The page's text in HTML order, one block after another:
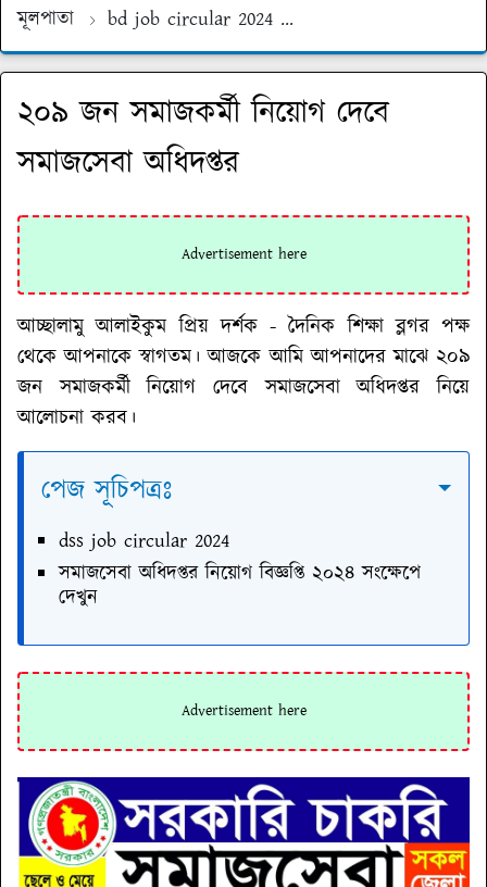
মূলপাতা bd job circular 2024
২০৯ জন সমাজকর্মী নিয়োগ দেবে
সমাজসেবা অধিদপ্তর
আচ্ছালামু আলাইকুম প্রিয় দর্শক - দৈনিক শিক্ষা ব্লগর পক্ষ
থেকে আপনাকে স্বাগতম। আজকে আমি আপনাদের মাঝে ২০৯
জন সমাজকর্মী নিয়োগ দেবে সমাজসেবা অধিদপ্তর নিয়ে
আলোচনা করব।
পেজ সূচিপত্রঃ
dss job circular 2024
সমাজসেবা অধিদপ্তর নিয়োগ বিজ্ঞপ্তি ২০২৪ সংক্ষেপে
দেখুন